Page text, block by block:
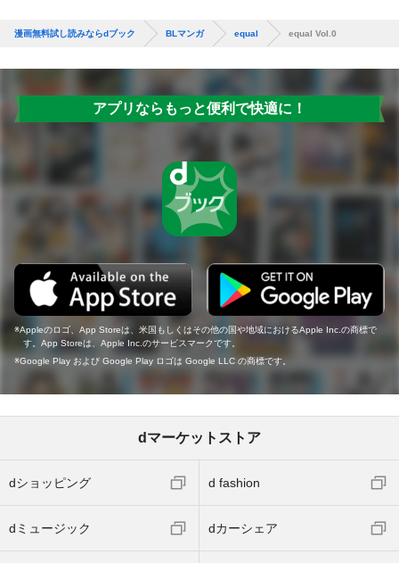
漫画無料試し読みならdブック BLマンガ equal equal Vol.0
アプリならもっと便利で快適に！
Appleのロゴ、App Storeは、米国もしくはその他の国や地域におけるApple Inc.の商標で
す。App Storeは、Apple Inc.のサービスマークです。
Google Play および Google Play ロゴは Google LLC の商標です。
dマーケットストア
dショッピング d fashion
dミュージック dカーシェア